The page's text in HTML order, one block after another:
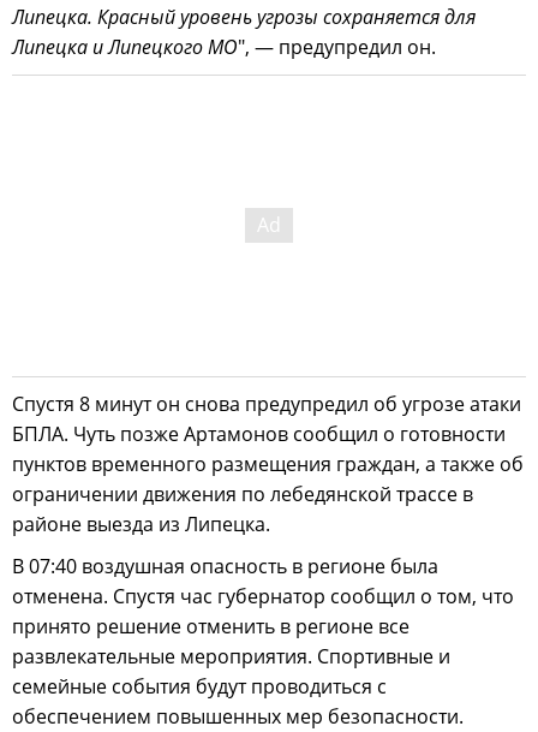
Липецка. Красный уровень угрозы сохраняется для
Липецка и Липецкого МО", — предупредил он.
Спустя 8 минут он снова предупредил об угрозе атаки
БПЛА. Чуть позже Артамонов сообщил о готовности
пунктов временного размещения граждан, а также об
ограничении движения по лебедянской трассе в
районе выезда из Липецка.
В 07:40 воздушная опасность в регионе была
отменена. Спустя час губернатор сообщил о том, что
принято решение отменить в регионе все
развлекательные мероприятия. Спортивные и
семейные события будут проводиться с
обеспечением повышенных мер безопасности.